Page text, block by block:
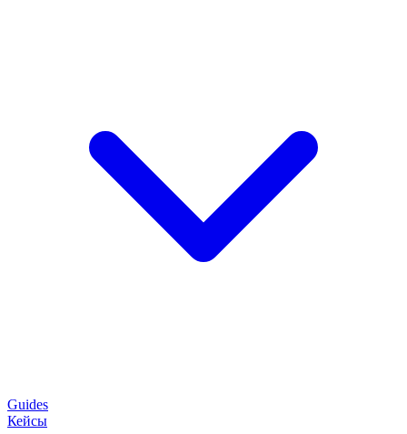
Guides
Кейсы